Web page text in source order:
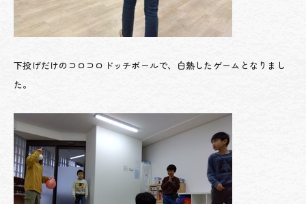
下投げだけのコロコロドッチボールで、白熱したゲームとなりまし
た。